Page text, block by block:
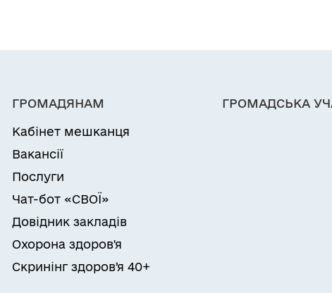
ГРОМАДЯНАМ
Кабінет мешканця
Вакансії
Послуги
Чат-бот «СВОЇ»
Довідник закладів
Охорона здоров'я
Скринінг здоровʼя 40+
ГРОМАДСЬКА